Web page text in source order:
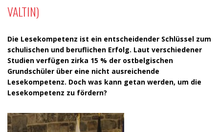
VALTIN)
Die Lesekompetenz ist ein entscheidender Schlüssel zum
schulischen und beruflichen Erfolg. Laut verschiedener
Studien verfügen zirka 15 % der ostbelgischen
Grundschüler über eine nicht ausreichende
Lesekompetenz. Doch was kann getan werden, um die
Lesekompetenz zu fördern?